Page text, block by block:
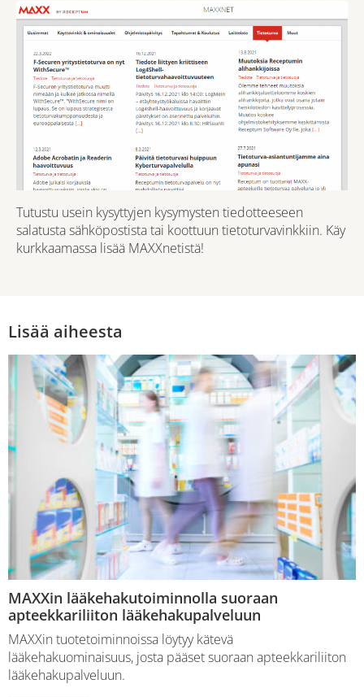
Tutustu usein kysyttyjen kysymysten tiedotteeseen
salatusta sähköpostista tai koottuun tietoturvavinkkiin. Käy
kurkkaamassa lisää MAXXnetistä!
Lisää aiheesta
MAXXin lääkehakutoiminnolla suoraan
apteekkariliiton lääkehakupalveluun
MAXXin tuotetoiminnoissa löytyy kätevä
lääkehakuominaisuus, josta pääset suoraan apteekkariliiton
lääkehakupalveluun.